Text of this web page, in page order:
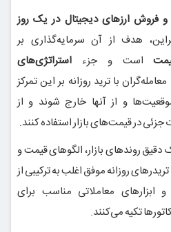
و فروش ارزهای دیجیتال در یک روز
هدف از آن سرمایه‌گذاری بر
است و جزء استراتژی‌های
با ترید روزانه بر این تمرکز
و از آنها خارج شوند و از
در قیمت‌های بازار استفاده کنند.
روندهای بازار، الگوهای قیمت و
روزانه موفق اغلب به ترکیبی از
و ابزارهای معاملاتی مناسب برای
تکیه می‌کنند.